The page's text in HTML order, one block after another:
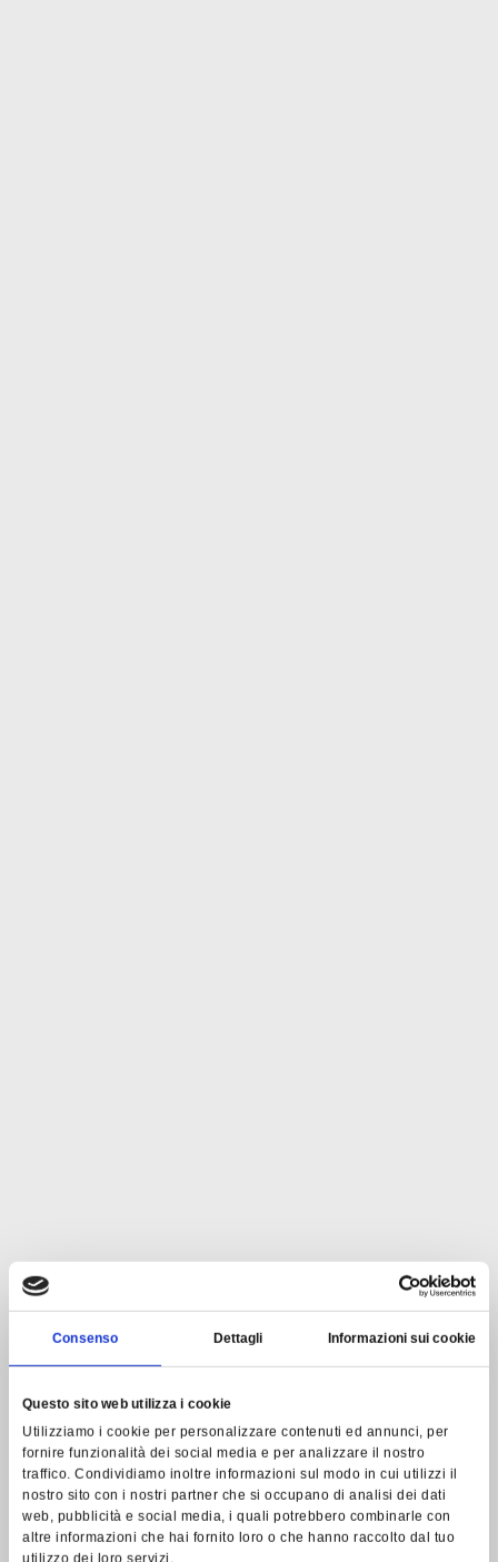
Consenso Dettagli Informazioni sui cookie
Questo sito web utilizza i cookie
Utilizziamo i cookie per personalizzare contenuti ed annunci, per
fornire funzionalità dei social media e per analizzare il nostro
traffico. Condividiamo inoltre informazioni sul modo in cui utilizzi il
nostro sito con i nostri partner che si occupano di analisi dei dati
web, pubblicità e social media, i quali potrebbero combinarle con
altre informazioni che hai fornito loro o che hanno raccolto dal tuo
utilizzo dei loro servizi.